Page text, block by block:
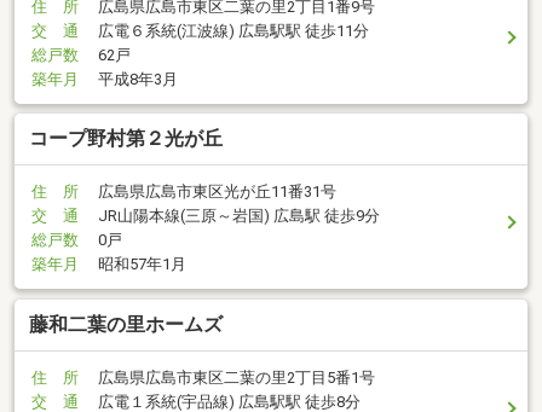
住 所
広島県広島市東区二葉の里2丁目1番9号
交 通
広電６系統(江波線) 広島駅駅 徒歩11分
総戸数
62戸
築年月
平成8年3月
コープ野村第２光が丘
住 所
広島県広島市東区光が丘11番31号
交 通
JR山陽本線(三原～岩国) 広島駅 徒歩9分
総戸数
0戸
築年月
昭和57年1月
藤和二葉の里ホームズ
住 所
広島県広島市東区二葉の里2丁目5番1号
交 通
広電１系統(宇品線) 広島駅駅 徒歩8分